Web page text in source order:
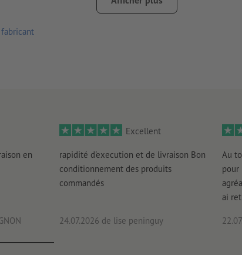
l’autocollant doit être exempte de poussière, de
en
Excellent
rapidité d'execution et de livraison Bon
conditionnement des produits
commandés
24.07.2026 de lise peninguy
Au
pour
ai